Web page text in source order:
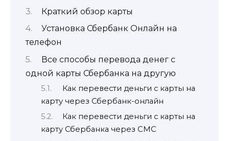
Краткий обзор карты
Установка Сбербанк Онлайн на
телефон
Все способы перевода денег с
одной карты Сбербанка на другую
Как перевести деньги с карты на
карту через Сбербанк-онлайн
Как перевести деньги с карты на
карту Сбербанка через СМС